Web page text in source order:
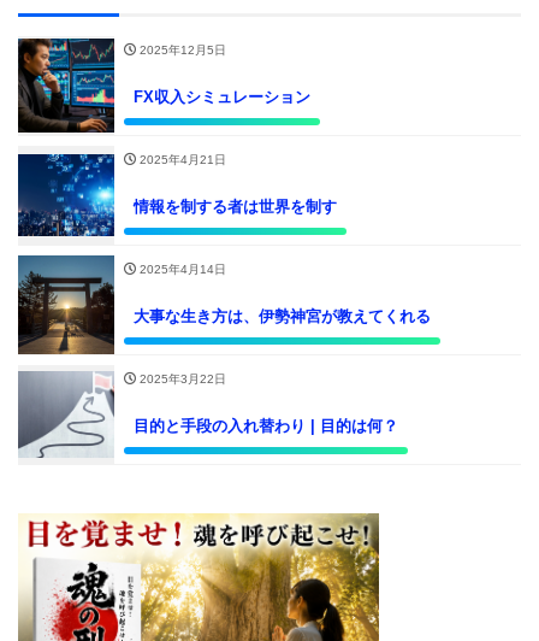
2025年12月5日
FX収入シミュレーション
2025年4月21日
情報を制する者は世界を制す
2025年4月14日
大事な生き方は、伊勢神宮が教えてくれる
2025年3月22日
目的と手段の入れ替わり | 目的は何？